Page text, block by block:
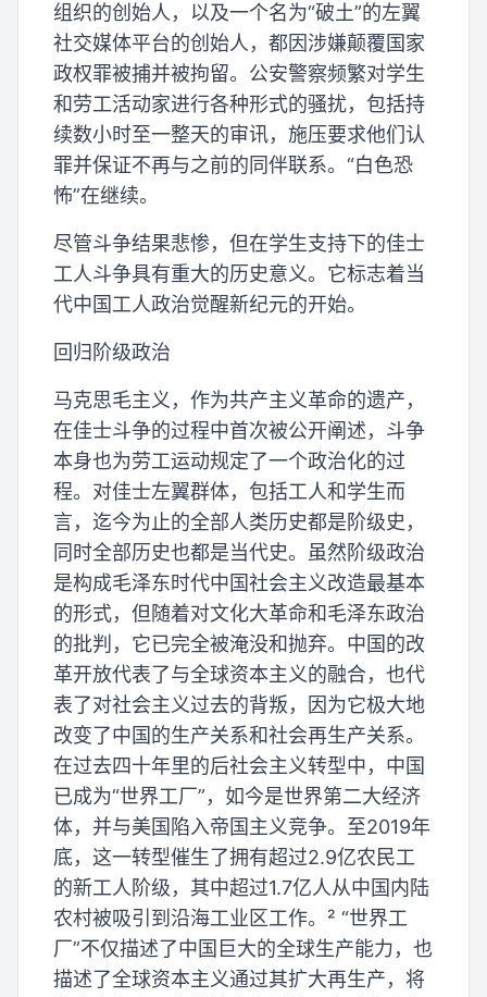
组织的创始人，以及一个名为“破土”的左翼
社交媒体平台的创始人，都因涉嫌颠覆国家
政权罪被捕并被拘留。公安警察频繁对学生
和劳工活动家进行各种形式的骚扰，包括持
续数小时至一整天的审讯，施压要求他们认
罪并保证不再与之前的同伴联系。“白色恐
怖”在继续。
尽管斗争结果悲惨，但在学生支持下的佳士
工人斗争具有重大的历史意义。它标志着当
代中国工人政治觉醒新纪元的开始。
回归阶级政治
马克思毛主义，作为共产主义革命的遗产，
在佳士斗争的过程中首次被公开阐述，斗争
本身也为劳工运动规定了一个政治化的过
程。对佳士左翼群体，包括工人和学生而
言，迄今为止的全部人类历史都是阶级史，
同时全部历史也都是当代史。虽然阶级政治
是构成毛泽东时代中国社会主义改造最基本
的形式，但随着对文化大革命和毛泽东政治
的批判，它已完全被淹没和抛弃。中国的改
革开放代表了与全球资本主义的融合，也代
表了对社会主义过去的背叛，因为它极大地
改变了中国的生产关系和社会再生产关系。
在过去四十年里的后社会主义转型中，中国
已成为“世界工厂”，如今是世界第二大经济
体，并与美国陷入帝国主义竞争。至2019年
底，这一转型催生了拥有超过2.9亿农民工
的新工人阶级，其中超过1.7亿人从中国内陆
农村被吸引到沿海工业区工作。² “世界工
厂”不仅描述了中国巨大的全球生产能力，也
描述了全球资本主义通过其扩大再生产，将